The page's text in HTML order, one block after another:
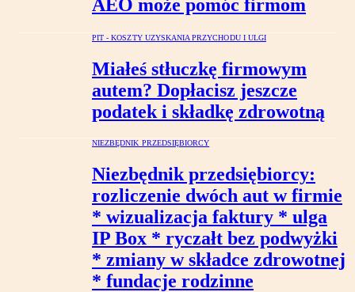
AEO może pomóc firmom
PIT - KOSZTY UZYSKANIA PRZYCHODU I ULGI
Miałeś stłuczkę firmowym
autem? Dopłacisz jeszcze
podatek i składkę zdrowotną
NIEZBĘDNIK PRZEDSIĘBIORCY
Niezbędnik przedsiębiorcy:
rozliczenie dwóch aut w firmie
* wizualizacja faktury * ulga
IP Box * ryczałt bez podwyżki
* zmiany w składce zdrowotnej
* fundacje rodzinne